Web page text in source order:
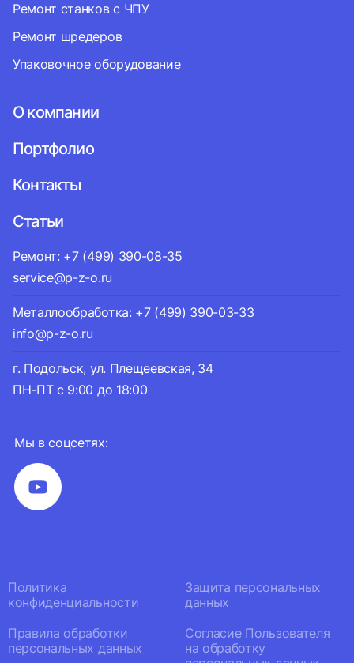
Мы в соцсетях:
Ремонт станков с ЧПУ
Ремонт шредеров
Упаковочное оборудование
О компании
Портфолио
Контакты
Статьи
Ремонт: +7 (499) 390-08-35
service@p-z-o.ru
Металлообработка: +7 (499) 390-03-33
info@p-z-o.ru
г. Подольск, ул. Плещеевская, 34
ПН-ПТ с 9:00 до 18:00
Политика
конфиденциальности
Защита персональных
данных
Правила обработки
персональных данных
Согласие Пользователя
на обработку